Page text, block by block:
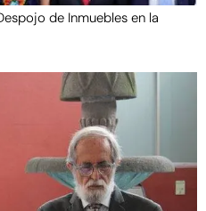
de Inmuebles en la